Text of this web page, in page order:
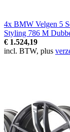
4x BMW Velgen 5
Styling 786 M
€ 1.524,19
incl. BTW, plus